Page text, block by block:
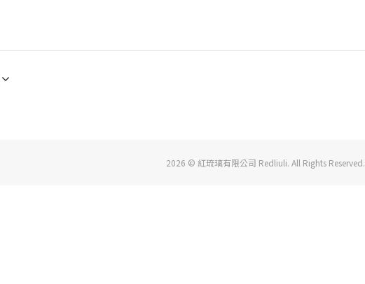
2026 © 紅琉璃有限公司 Redliuli. All Rights Reserved.